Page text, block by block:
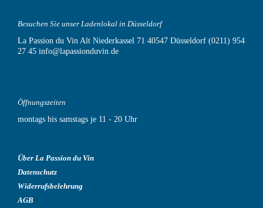
Besuchen Sie unser Ladenlokal in Düsseldorf
La Passion du Vin Alt Niederkassel 71 40547 Düsseldorf (0211) 954
27 45 info@lapassionduvin.de
Öffnungszeiten
montags bis samstags je 11 - 20 Uhr
Über La Passion du Vin
Datenschutz
Widerrufsbelehrung
AGB